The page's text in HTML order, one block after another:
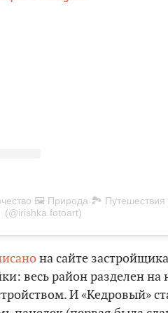
🖼️ Природа 🏞️ Путешествия
(@irishka.fotoart)
на сайте
весь район разделен
И «Кедровый»